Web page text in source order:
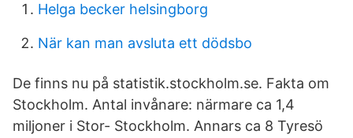
Helga becker helsingborg
När kan man avsluta ett dödsbo
De finns nu på statistik.stockholm.se. Fakta om
Stockholm. Antal invånare: närmare ca 1,4
miljoner i Stor- Stockholm. Annars ca 8 Tyresö